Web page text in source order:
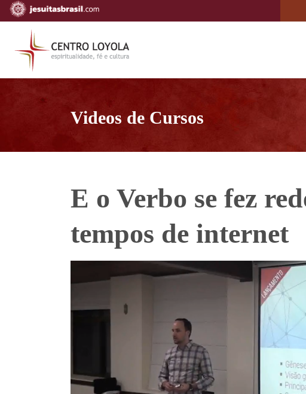
Videos de Cursos
E o Verbo se fez
tempos de internet